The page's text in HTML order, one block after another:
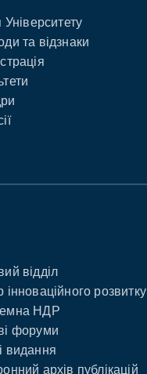
Університету
та відзнаки
відділ
інноваційного розвитку
НДР
форуми
видання
архів публікацій